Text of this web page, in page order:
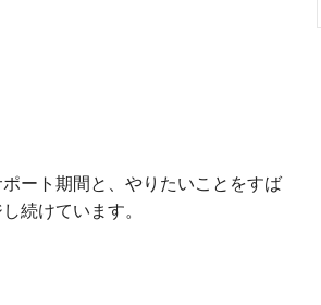
ート期間と、やりたいことをすば
続けています。